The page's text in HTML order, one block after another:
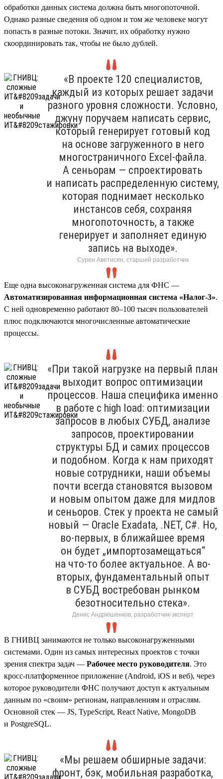
обработки данных система должна быть многопоточной.
Однако разные сведения об одном и том же человеке могут
попасть в разные потоки. Значит, их обработку нужно
скоординировать так, чтобы не было дублей.
«В проекте 120 специалистов,
каждый из которых решает задачи
разного уровня сложности. Условно,
джуну поручаем написать сервис,
который генерирует готовый код
на основе загруженного в него
многостраничного Excel-файла.
А сеньорам — спроектировать
и написать распределенную систему,
которая поднимает несколько
инстансов себя, сохраняя
многопоточность, а также
генерирует и заполняет единую
запись на выходе».
Сурен Аветисян, старший разработчик
Еще одна высоконагруженная система для ФНС —
Автоматизированная информационная система «Налог-3».
С ней одновременно работают 80–100 тысяч пользователей
плюс подключаются многочисленные автоматические
процессы.
«При такой нагрузке на первый план
выходит вопрос оптимизации
процессов. Наша специфика именно
в работе с high load: оптимизации
запросов в любых СУБД, анализе
запросов, проектировании
структуры БД и самих процессов
и подобном. Когда к нам приходят
новые сотрудники, наши объемы
почти всегда становятся вызовом
и новым опытом даже для мидлов
и сеньоров. Стек у проекта не самый
новый — Oracle Exadata, .NET, C#. Но,
во-первых, в ближайшее время
он будет „импортозамещаться“
на что-то более актуальное. А во-
вторых, фундаментальный опыт
в СУБД востребован рынком
безотносительно стека».
Денис Андрюшенков, разработчик-эксперт
В ГНИВЦ занимаются не только высоконагруженными
системами. Один из самых интересных проектов с точки
зрения спектра задач — Рабочее место руководителя. Это
кросс-платформенное приложение (Android, iOS и веб), через
которое руководители ФНС получают доступ к актуальным
данным по «своим» регионам, направлениям и отраслям.
Основной стек — JS, TypeScript, React Native, MongoDB
и PostgreSQL.
«Мы решаем обширные задачи:
фронт, бэк, мобильная разработка,